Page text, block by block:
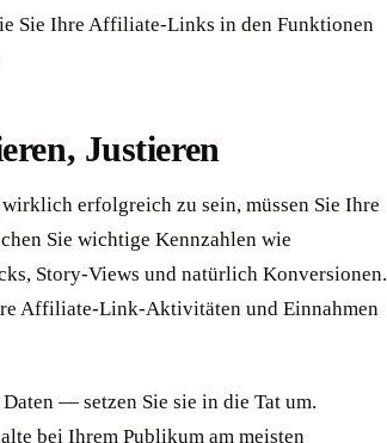
Sie Ihre Affiliate-Links in den Funktionen
Justieren
erfolgreich zu sein, müssen Sie Ihre
Sie wichtige Kennzahlen wie
Story-Views und natürlich Konversionen.
Affiliate-Link-Aktivitäten und Einnahmen
— setzen Sie sie in die Tat um.
bei Ihrem Publikum am meisten